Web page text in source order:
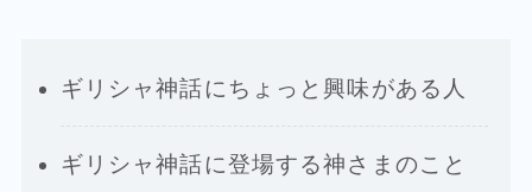
ギリシャ神話にちょっと興味がある人
ギリシャ神話に登場する神さまのこと